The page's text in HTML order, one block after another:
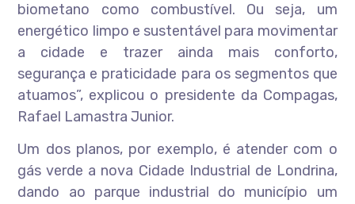
biometano como combustível. Ou seja, um
energético limpo e sustentável para movimentar
a cidade e trazer ainda mais conforto,
segurança e praticidade para os segmentos que
atuamos”, explicou o presidente da Compagas,
Rafael Lamastra Junior.
Um dos planos, por exemplo, é atender com o
gás verde a nova Cidade Industrial de Londrina,
dando ao parque industrial do município um